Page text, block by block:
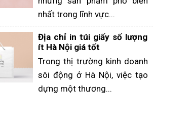
nhất trong lĩnh vực...
Địa chỉ in túi giấy số lượng
ít Hà Nội giá tốt
Trong thị trường kinh doanh
sôi động ở Hà Nội, việc tạo
dựng một thương...